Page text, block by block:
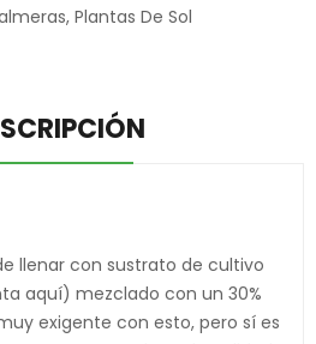
, Plantas De Sol
llenar con sustrato de cultivo
aquí) mezclado con un 30%
exigente con esto, pero sí es